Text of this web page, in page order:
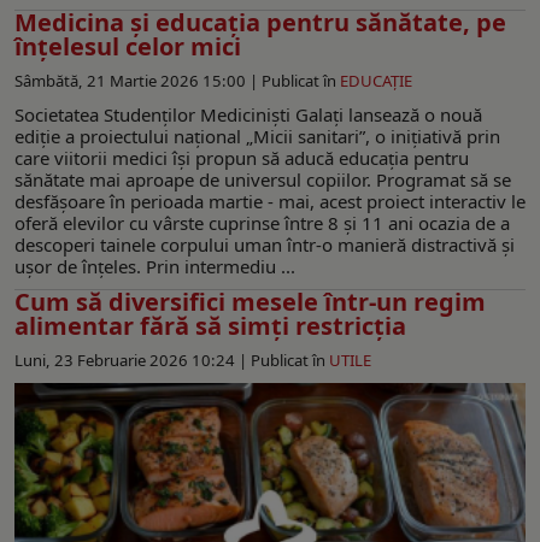
Medicina şi educația pentru sănătate, pe
înțelesul celor mici
Sâmbătă, 21 Martie 2026 15:00 | Publicat în EDUCAŢIE
Societatea Studenților Mediciniști Galați lansează o nouă
ediție a proiectului național „Micii sanitari”, o inițiativă prin
care viitorii medici își propun să aducă educația pentru
sănătate mai aproape de universul copiilor. Programat să se
desfășoare în perioada martie - mai, acest proiect interactiv le
oferă elevilor cu vârste cuprinse între 8 și 11 ani ocazia de a
descoperi tainele corpului uman într-o manieră distractivă și
ușor de înțeles. Prin intermediu ...
Cum să diversifici mesele într-un regim
alimentar fără să simți restricția
Luni, 23 Februarie 2026 10:24 | Publicat în UTILE